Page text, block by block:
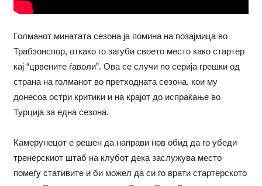
Голманот минатата сезона ја помина на позајмица во
Трабзонспор, откако го загуби своето место како стартер
кај “црвените ѓаволи”. Ова се случи по серија грешки од
страна на голманот во претходната сезона, кои му
донесоа остри критики и на крајот до испраќање во
Турција за една сезона.
Камерунецот е решен да направи нов обид да го убеди
тренерскиот штаб на клубот дека заслужува место
помеѓу стативите и би можел да си го врати стартерското